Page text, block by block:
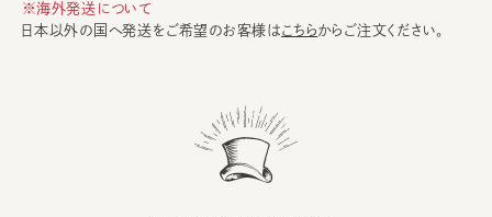
※海外発送について
日本以外の国へ発送をご希望のお客様はこちらからご注文ください。